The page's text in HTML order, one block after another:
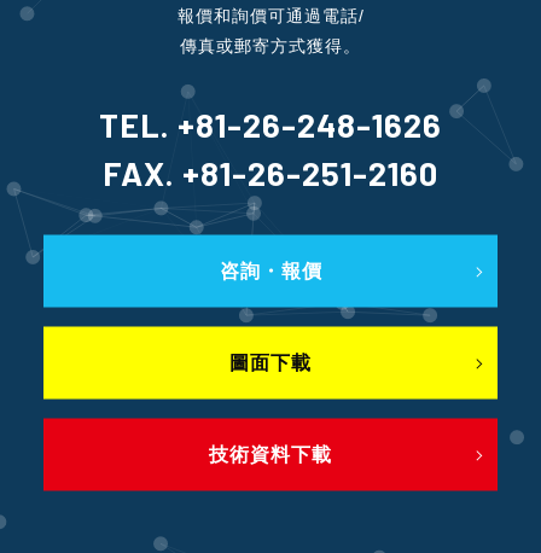
報價和詢價可通過電話/
傳真或郵寄方式獲得。
TEL. +81-26-248-1626
FAX. +81-26-251-2160
咨詢・報價
圖面下載
技術資料下載